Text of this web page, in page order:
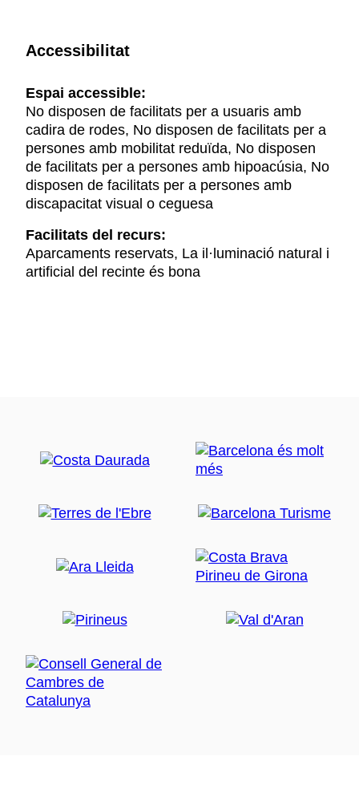
Accessibilitat
Espai accessible:
No disposen de facilitats per a usuaris amb
cadira de rodes, No disposen de facilitats per a
persones amb mobilitat reduïda, No disposen
de facilitats per a persones amb hipoacúsia, No
disposen de facilitats per a persones amb
discapacitat visual o ceguesa
Facilitats del recurs:
Aparcaments reservats, La il·luminació natural i
artificial del recinte és bona